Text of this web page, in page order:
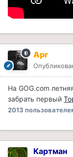
Арг
На GOG.com
забрать первый
2013
Картман